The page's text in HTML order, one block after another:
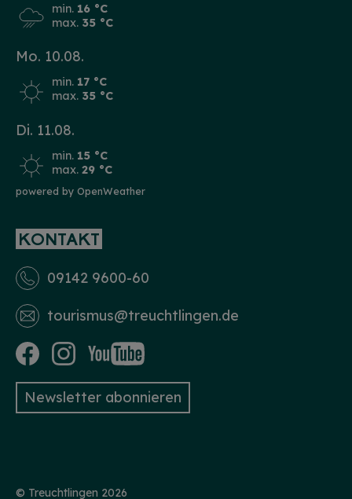
min. 16 °C
max. 35 °C
Mo. 10.08.
min. 17 °C
max. 35 °C
Di. 11.08.
min. 15 °C
max. 29 °C
powered by OpenWeather
KONTAKT
09142 9600-60
tourismus­@treuchtlingen.de
Newsletter abonnieren
© Treuchtlingen 2026